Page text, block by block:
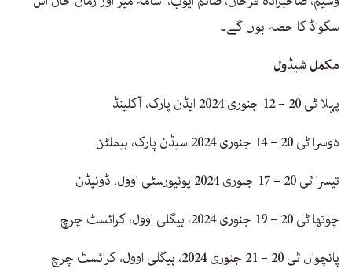
سکواڈ کا حصہ ہوں گے۔
مکمل شیڈول
پہلا ٹی 20 – 12 جنوری 2024 ایڈن پارک، آکلینڈ
دوسرا ٹی 20 – 14 جنوری 2024 سیڈن پارک، ہیملٹن
تیسرا ٹی 20 – 17 جنوری 2024 یونیورسٹی اوول، ڈونیڈن
چوتھا ٹی 20 – 19 جنوری 2024، ہیگلی اوول، کرائسٹ چرچ
پانچواں ٹی 20 – 21 جنوری 2024، ہیگلی اوول، کرائسٹ چرچ